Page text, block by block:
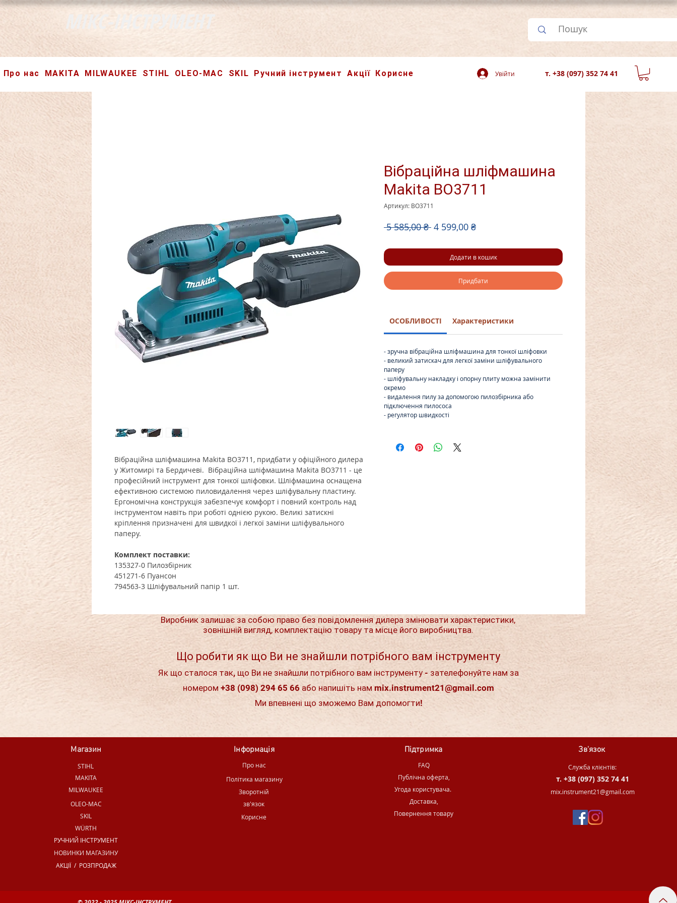
МІКС-ІНСТРУМЕНТ
Про нас MAKITA MILWAUKEE STIHL OLEO-MAC SKIL Ручний інструмент Акції Корисне т. +38 (097) 352 74 41
Увійти
Вібраційна шліфмашина Makita BO3711, придбати у офіційного дилера
у Житомирі та Бердичеві. Вібраційна шліфмашина Makita BO3711 - це
професійний інструмент для тонкої шліфовки. Шліфмашина оснащена
ефективною системою пиловидалення через шліфувальну пластину.
Ергономічна конструкція забезпечує комфорт і повний контроль над
інструментом навіть при роботі однією рукою. Великі затискні
кріплення призначені для швидкої і легкої заміни шліфувального
паперу.
Комплект поставки:
135327-0 Пилозбірник
451271-6 Пуансон
794563-3 Шліфувальний папір 1 шт.
Вібраційна шліфмашина
Makita BO3711
Артикул: BO3711
5 585,00 ₴ Звичайна
4 599,00 ₴За
Додати в кошик
Придбати
ОСОБЛИВОСТІ Характеристики
- зручна вібраційна шліфмашина для тонкої шліфовки
- великий затискач для легкої заміни шліфувального
паперу
- шліфувальну накладку і опорну плиту можна замінити
окремо
- видалення пилу за допомогою пилозбірника або
підключення пилососа
- регулятор швидкості
Виробник залишає за собою право без повідомлення дилера змінювати характеристики,
зовнішній вигляд, комплектацію товару та місце його виробництва.
Що робити як що Ви не знайшли потрібного вам інструменту
Як що сталося так, що Ви не знайшли потрібного вам інструменту - зателефонуйте нам за
номером +38 (098) 294 65 66 або напишіть нам mix.instrument21@gmail.com
Ми впевнені що зможемо Вам допомогти!
Магазин
STIHL
MAKITA
MILWAUKEE
OLEO-MAC
SKIL
WÜRTH
РУЧНИЙ ІНСТРУМЕНТ
НОВИНКИ МАГАЗИНУ
АКЦІЇ / РОЗПРОДАЖ
Інформація
Про нас
Політика магазину
Зворотній
зв'язок
Корисне
Підтримка
FAQ
Публічна оферта,
Угода користувача.
Доставка,
Повернення товару
Зв'язок
Служба клієнтів:
т. +38 (097) 352 74 41
mix.instrument21@gmail.com